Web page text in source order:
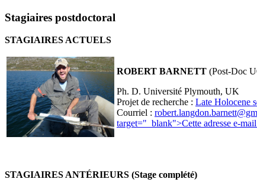
Stagiaires postdoctoral
STAGIAIRES ACTUELS
ROBERT BARNETT (Post-Doc
Ph. D. Université Plymouth, UK
Projet de recherche : Late Holocene
Courriel :
target="_blank">Cette adresse e-
STAGIAIRES ANTÉRIEURS (Stage complété)